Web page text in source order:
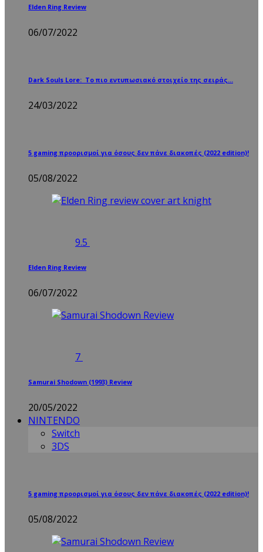
Elden Ring Review
06/07/2022
Dark Souls Lore: Το πιο εντυπωσιακό στοιχείο της σειράς…
24/03/2022
5 gaming προορισμοί για όσους δεν πάνε διακοπές (2022 edition)!
05/08/2022
9.5
Elden Ring Review
06/07/2022
7
Samurai Shodown (1993) Review
20/05/2022
NINTENDO
Switch
3DS
5 gaming προορισμοί για όσους δεν πάνε διακοπές (2022 edition)!
05/08/2022